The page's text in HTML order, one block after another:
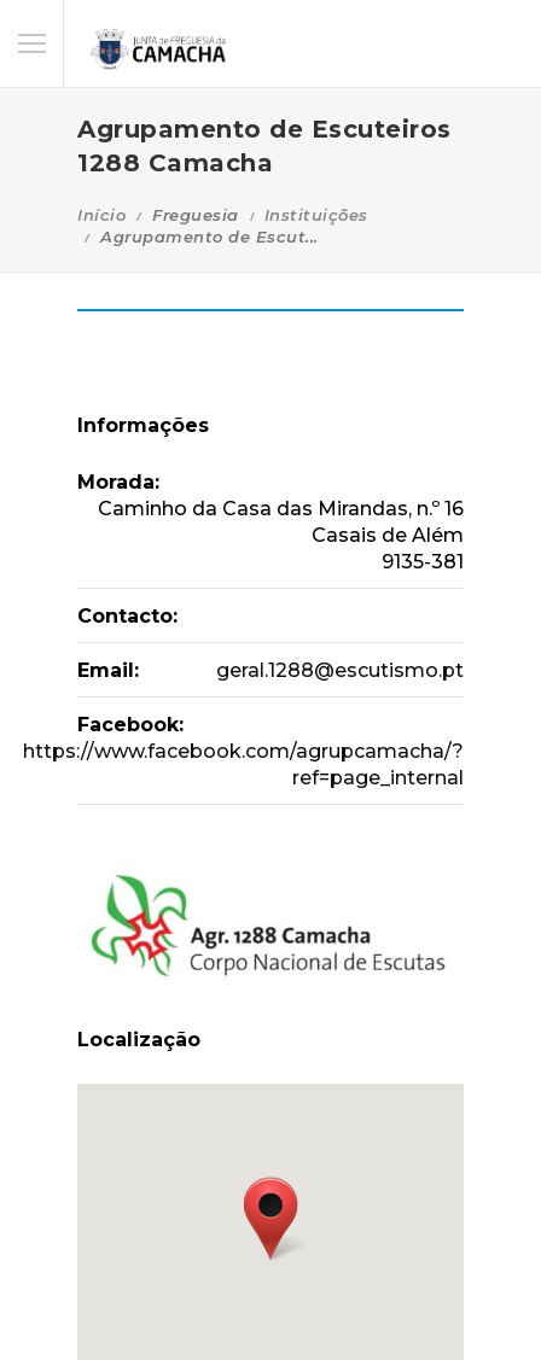
Agrupamento de Escuteiros
1288 Camacha
Início Freguesia
Instituições
Agrupamento de Escut...
Informações
Morada:
Caminho da Casa das Mirandas, n.º 16
Casais de Além
9135-381
Contacto:
Email: geral.1288@escutismo.pt
Facebook:
https://www.facebook.com/agrupcamacha/?
ref=page_internal
Localização